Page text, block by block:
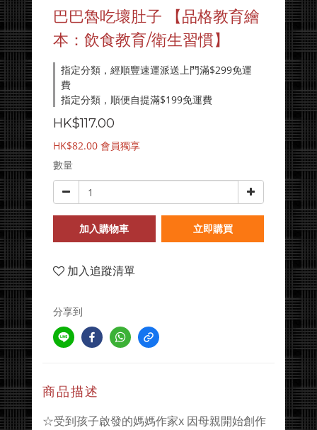
巴巴魯吃壞肚子 【品格教育繪
本：飲食教育/衛生習慣】
指定分類，經順豐速運派送上門滿$299免運
費
指定分類，順便自提滿$199免運費
HK$117.00
HK$82.00 會員獨享
數量
加入購物車 立即購買
加入追蹤清單
分享到
商品描述
☆受到孩子啟發的媽媽作家x 因母親開始創作